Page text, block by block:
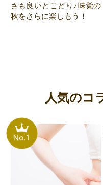
さも良いとこどり♪味覚の
秋をさらに楽しもう！
人気のコ